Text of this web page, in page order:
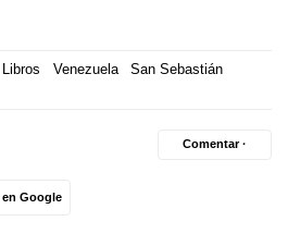
Libros Venezuela
San Sebastián
en Google
Comentar ·